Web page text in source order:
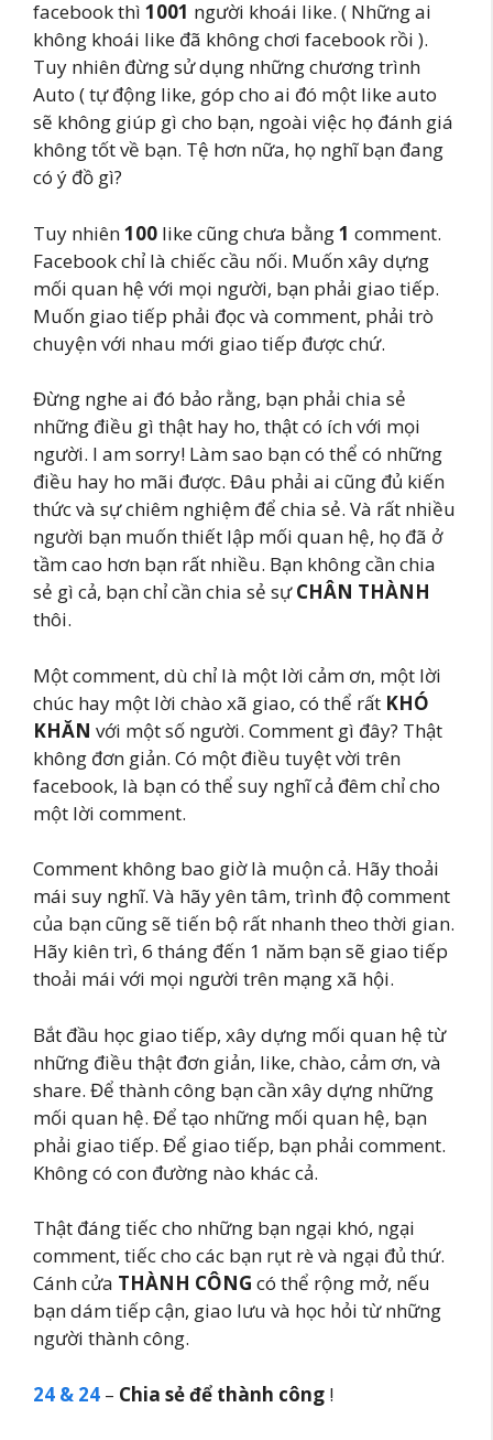
facebook thì 1001 người khoái like. ( Những ai
không khoái like đã không chơi facebook rồi ).
Tuy nhiên đừng sử dụng những chương trình
Auto ( tự động like, góp cho ai đó một like auto
sẽ không giúp gì cho bạn, ngoài việc họ đánh giá
không tốt về bạn. Tệ hơn nữa, họ nghĩ bạn đang
có ý đồ gì?
Tuy nhiên100 like cũng chưa bằng1 comment.
Facebook chỉ là chiếc cầu nối. Muốn xây dựng
mối quan hệ với mọi người, bạn phải giao tiếp.
Muốn giao tiếp phải đọc và comment, phải trò
chuyện với nhau mới giao tiếp được chứ.
Đừng nghe ai đó bảo rằng, bạn phải chia sẻ
những điều gì thật hay ho, thật có ích với mọi
người. I am sorry! Làm sao bạn có thể có những
điều hay ho mãi được. Đâu phải ai cũng đủ kiến
thức và sự chiêm nghiệm để chia sẻ. Và rất nhiều
người bạn muốn thiết lập mối quan hệ, họ đã ở
tầm cao hơn bạn rất nhiều. Bạn không cần chia
sẻ gì cả, bạn chỉ cần chia sẻ sựCHÂN THÀNH
thôi.
Một comment, dù chỉ là một lời cảm ơn, một lời
chúc hay một lời chào xã giao, có thể rất KHÓ
KHĂN với một số người. Comment gì đây? Thật
không đơn giản. Có một điều tuyệt vời trên
facebook, là bạn có thể suy nghĩ cả đêm chỉ cho
một lời comment.
Comment không bao giờ là muộn cả. Hãy thoải
mái suy nghĩ. Và hãy yên tâm, trình độ comment
của bạn cũng sẽ tiến bộ rất nhanh theo thời gian.
Hãy kiên trì, 6 tháng đến 1 năm bạn sẽ giao tiếp
thoải mái với mọi người trên mạng xã hội.
Bắt đầu học giao tiếp, xây dựng mối quan hệ từ
những điều thật đơn giản, like, chào, cảm ơn, và
share. Để thành công bạn cần xây dựng những
mối quan hệ. Để tạo những mối quan hệ, bạn
phải giao tiếp. Để giao tiếp, bạn phải comment.
Không có con đường nào khác cả.
Thật đáng tiếc cho những bạn ngại khó, ngại
comment, tiếc cho các bạn rụt rè và ngại đủ thứ.
Cánh cửa THÀNH CÔNG có thể rộng mở, nếu
bạn dám tiếp cận, giao lưu và học hỏi từ những
người thành công.
24 & 24 – Chia sẻ để thành công !